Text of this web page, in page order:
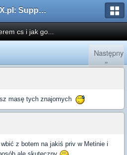
AMXX.pl: Support AMX Mod X i SourceMod
cs i jak go...
Następny
»
masę tych znajomych
z botem na jakiś priv w Metinie i